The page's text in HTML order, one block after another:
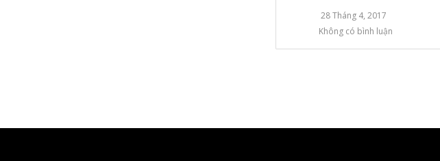
28 Tháng 4, 2017
Không có bình luận